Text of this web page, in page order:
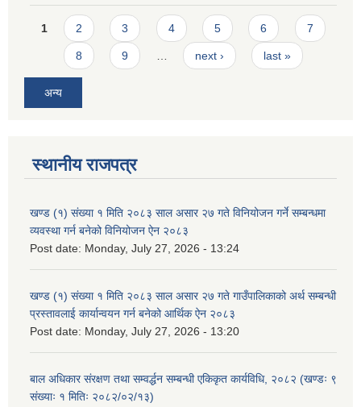
Pages
1 2 3 4 5 6 7
8 9 next › last »
अन्य
स्थानीय राजपत्र
खण्ड (१) संख्या १ मिति २०८३ साल असार २७ गते विनियोजन गर्ने सम्बन्धमा
व्यवस्था गर्न बनेको विनियोजन ऐन २०८३
Post date: Monday, July 27, 2026 - 13:24
खण्ड (१) संख्या १ मिति २०८३ साल असार २७ गते गाउँपालिकाको अर्थ सम्बन्धी
प्रस्तावलाई कार्यान्वयन गर्न बनेको आर्थिक ऐन २०८३
Post date: Monday, July 27, 2026 - 13:20
बाल अधिकार संरक्षण तथा सम्वर्द्धन सम्बन्धी एकिकृत कार्यविधि, २०८२ (खण्डः ९
संख्याः १ मितिः २०८२/०२/१३)